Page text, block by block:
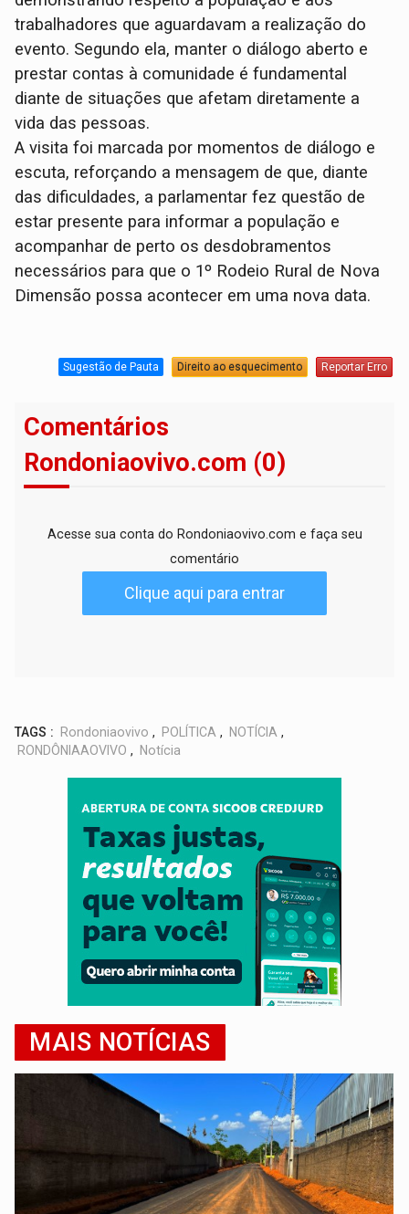
trabalhadores que aguardavam a realização do
evento. Segundo ela, manter o diálogo aberto e
prestar contas à comunidade é fundamental
diante de situações que afetam diretamente a
vida das pessoas.
A visita foi marcada por momentos de diálogo e
escuta, reforçando a mensagem de que, diante
das dificuldades, a parlamentar fez questão de
estar presente para informar a população e
acompanhar de perto os desdobramentos
necessários para que o 1º Rodeio Rural de Nova
Dimensão possa acontecer em uma nova data.
Sugestão de Pauta Direito ao esquecimento Reportar Erro
Comentários
Rondoniaovivo.com (0)
Acesse sua conta do Rondoniaovivo.com e faça seu
comentário
Clique aqui para entrar
TAGS : Rondoniaovivo , POLÍTICA , NOTÍCIA ,
RONDÔNIAAOVIVO , Notícia
MAIS NOTÍCIAS